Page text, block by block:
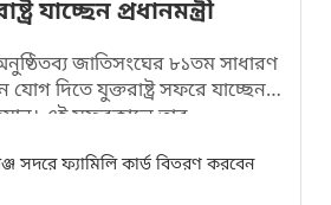
যাচ্ছেন প্রধানমন্ত্রী
জাতিসংঘের ৮১তম সাধারণ
দিতে যুক্তরাষ্ট্র সফরে যাচ্ছেন
এই সফরকালে তার
যাওয়ার সম্ভাবনাও
প্রধানমন্ত্রীর এ সফর ঘিরে ব্যাপক
করছে দলীয় নেতাকর্মী ও প্রবাসী